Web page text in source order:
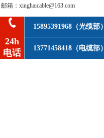
邮箱：xinghaicable@163.com
24h
电话
15895391968（光缆部）
13771458418（电缆部）